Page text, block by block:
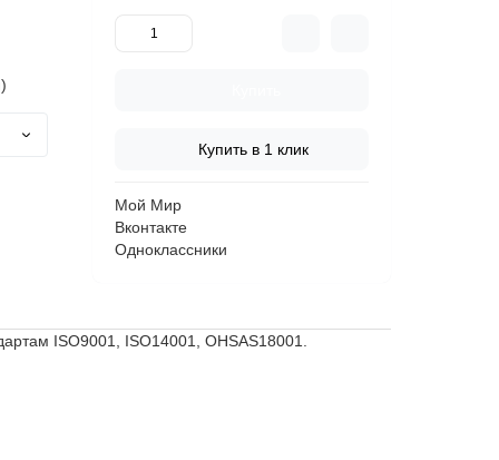
Купить в 1 клик
Мой Мир
Вконтакте
Одноклассники
ISO9001, ISO14001, OHSAS18001.